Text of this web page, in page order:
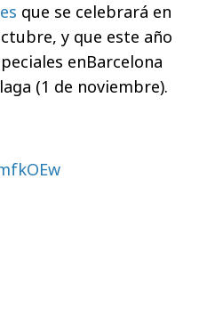
que se celebrará en
y que este año
enBarcelona
(1 de noviembre).